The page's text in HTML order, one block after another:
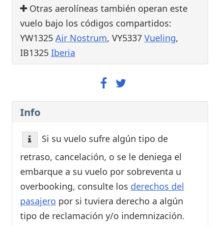
Otras aerolíneas también operan este
vuelo bajo los códigos compartidos:
YW1325 Air Nostrum, VY5337 Vueling,
IB1325 Iberia
Info
Si su vuelo sufre algún tipo de
retraso, cancelación, o se le deniega el
embarque a su vuelo por sobreventa u
overbooking, consulte los derechos del
pasajero por si tuviera derecho a algún
tipo de reclamación y/o indemnización.